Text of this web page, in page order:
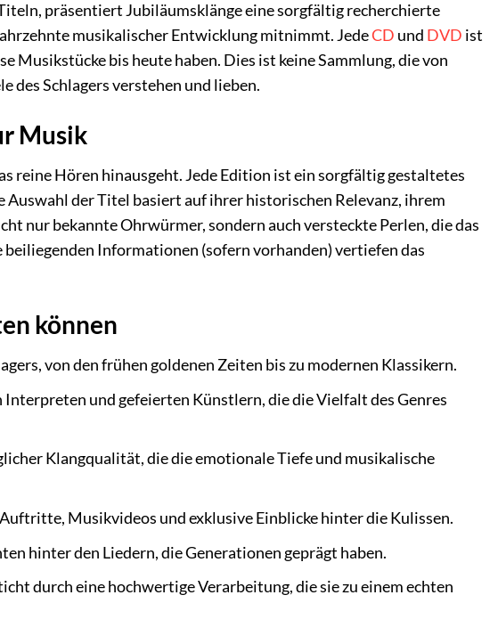
präsentiert Jubiläumsklänge eine sorgfältig recherchierte
musikalischer Entwicklung mitnimmt. JedeCD und DVD ist
bis heute haben. Dies ist keine Sammlung, die von
des Schlagers verstehen und lieben.
Musik
reine Hören hinausgeht. Jede Edition ist ein sorgfältig gestaltetes
der Titel basiert auf ihrer historischen Relevanz, ihrem
nur bekannte Ohrwürmer, sondern auch versteckte Perlen, die das
Informationen (sofern vorhanden) vertiefen das
können
von den frühen goldenen Zeiten bis zu modernen Klassikern.
Interpreten und gefeierten Künstlern, die die Vielfalt des Genres
Klangqualität, die die emotionale Tiefe und musikalische
Musikvideos und exklusive Einblicke hinter die Kulissen.
hinter den Liedern, die Generationen geprägt haben.
durch eine hochwertige Verarbeitung, die sie zu einem echten